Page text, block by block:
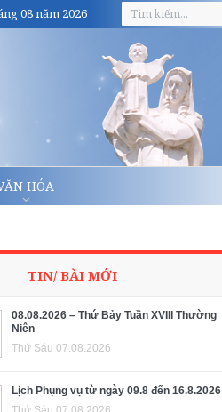
08 năm 2026
HÓA
TIN/ BÀI MỚI
08.08.2026 – Thứ Bảy Tuần XVIII Thường
Niên
Thứ Sáu 07.08.2026
Lịch Phụng vụ từ ngày 09.8 đến 16.8.2026